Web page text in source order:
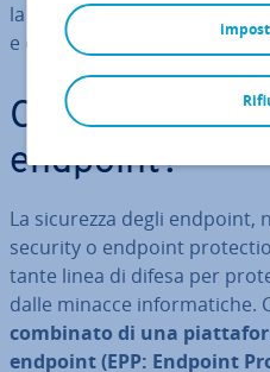
la mancanza di
e di prevenire il furto di dati
Cos’è la
endpoint?
La sicurezza degli
security o endpoint
tan­te linea di difesa per
dalle minacce in­for­ma­ti­che.
combinato di una
endpoint (EPP: Endpoint